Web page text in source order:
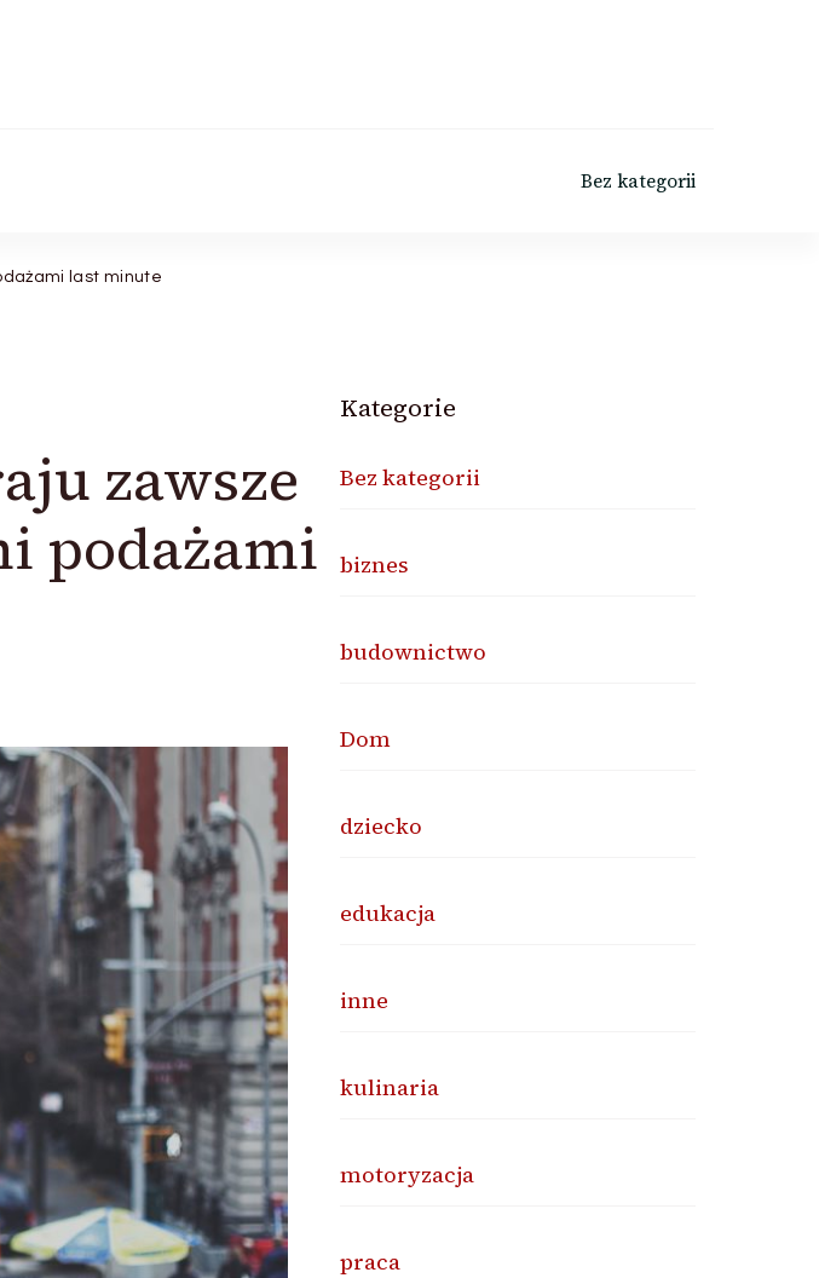
Bez kategorii
last minute
zawsze
podażami
Kategorie
Bez kategorii
biznes
budownictwo
Dom
dziecko
edukacja
inne
kulinaria
motoryzacja
praca